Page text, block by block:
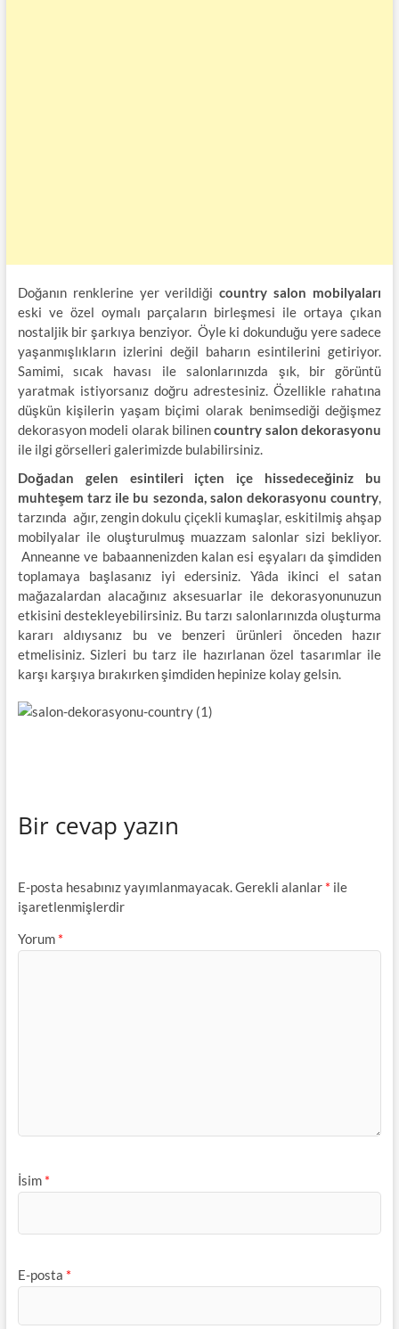
Doğanın renklerine yer verildiğicountry salon mobilyaları
eski ve özel oymalı parçaların birleşmesi ile ortaya çıkan
nostaljik bir şarkıya benziyor. Öyle ki dokunduğu yere sadece
yaşanmışlıkların izlerini değil baharın esintilerini getiriyor.
Samimi, sıcak havası ile salonlarınızda şık, bir görüntü
yaratmak istiyorsanız doğru adrestesiniz. Özellikle rahatına
düşkün kişilerin yaşam biçimi olarak benimsediği değişmez
dekorasyon modeli olarak bilinencountry salon dekorasyonu
ile ilgi görselleri galerimizde bulabilirsiniz.
Doğadan gelen esintileri içten içe hissedeceğiniz bu
muhteşem tarz ile bu sezonda, salon dekorasyonu country,
tarzında ağır, zengin dokulu çiçekli kumaşlar, eskitilmiş ahşap
mobilyalar ile oluşturulmuş muazzam salonlar sizi bekliyor.
Anneanne ve babaannenizden kalan esi eşyaları da şimdiden
toplamaya başlasanız iyi edersiniz. Yâda ikinci el satan
mağazalardan alacağınız aksesuarlar ile dekorasyonunuzun
etkisini destekleyebilirsiniz. Bu tarzı salonlarınızda oluşturma
kararı aldıysanız bu ve benzeri ürünleri önceden hazır
etmelisiniz. Sizleri bu tarz ile hazırlanan özel tasarımlar ile
karşı karşıya bırakırken şimdiden hepinize kolay gelsin.
Bir cevap yazın
E-posta hesabınız yayımlanmayacak.Gerekli alanlar * ile
işaretlenmişlerdir
Yorum *
İsim *
E-posta *